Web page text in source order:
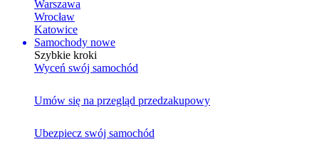
Warszawa
Wrocław
Katowice
Samochody nowe
Szybkie kroki
Wyceń swój samochód
Umów się na przegląd przedzakupowy
Ubezpiecz swój samochód